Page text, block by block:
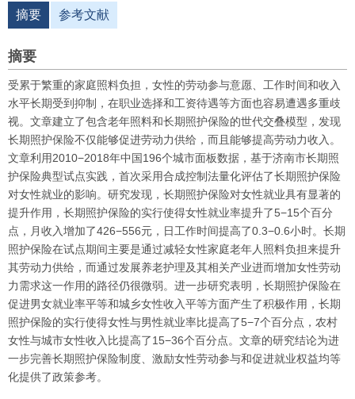
摘要 参考文献
摘要
受累于繁重的家庭照料负担，女性的劳动参与意愿、工作时间和收入
水平长期受到抑制，在职业选择和工资待遇等方面也容易遭遇多重歧
视。文章建立了包含老年照料和长期照护保险的世代交叠模型，发现
长期照护保险不仅能够促进劳动力供给，而且能够提高劳动力收入。
文章利用2010−2018年中国196个城市面板数据，基于济南市长期照
护保险典型试点实践，首次采用合成控制法量化评估了长期照护保险
对女性就业的影响。研究发现，长期照护保险对女性就业具有显著的
提升作用，长期照护保险的实行使得女性就业率提升了5−15个百分
点，月收入增加了426−556元，日工作时间提高了0.3−0.6小时。长期
照护保险在试点期间主要是通过减轻女性家庭老年人照料负担来提升
其劳动力供给，而通过发展养老护理及其相关产业进而增加女性劳动
力需求这一作用的路径仍很微弱。进一步研究表明，长期照护保险在
促进男女就业率平等和城乡女性收入平等方面产生了积极作用，长期
照护保险的实行使得女性与男性就业率比提高了5−7个百分点，农村
女性与城市女性收入比提高了15−36个百分点。文章的研究结论为进
一步完善长期照护保险制度、激励女性劳动参与和促进就业权益均等
化提供了政策参考。